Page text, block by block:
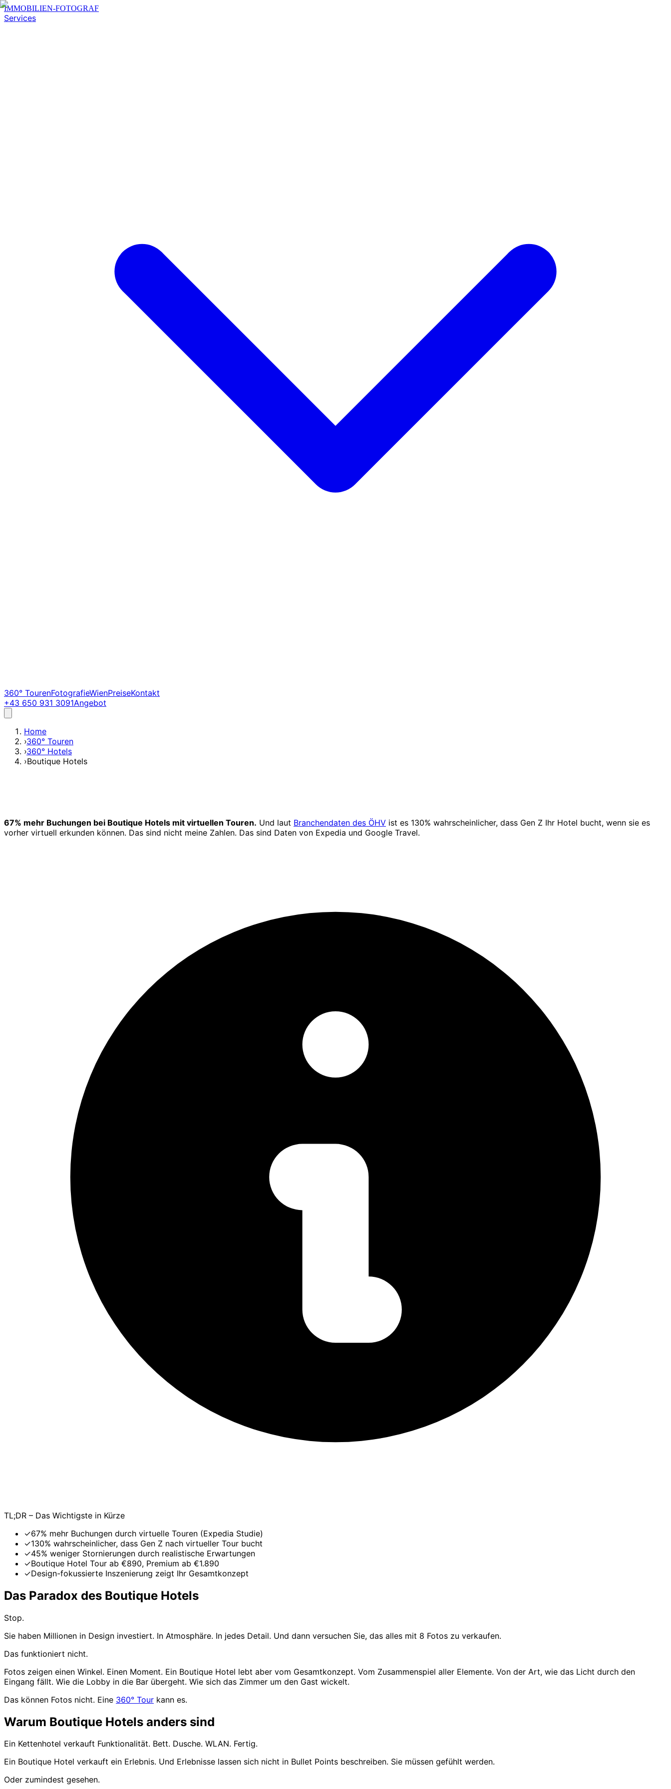
IMMOBILIEN-FOTOGRAF
Services
360° TourenFotografieWienPreiseKontakt
+43 650 931 3091Angebot
Home
›360° Touren
›360° Hotels
›Boutique Hotels
67% mehr Buchungen bei Boutique Hotels mit virtuellen Touren. Und laut Branchendaten des ÖHV ist es 130% wahrscheinlicher, dass Gen Z Ihr Hotel bucht, wenn sie es
vorher virtuell erkunden können. Das sind nicht meine Zahlen. Das sind Daten von Expedia und Google Travel.
TL;DR – Das Wichtigste in Kürze
✓67% mehr Buchungen durch virtuelle Touren (Expedia Studie)
✓130% wahrscheinlicher, dass Gen Z nach virtueller Tour bucht
✓45% weniger Stornierungen durch realistische Erwartungen
✓Boutique Hotel Tour ab €890, Premium ab €1.890
✓Design-fokussierte Inszenierung zeigt Ihr Gesamtkonzept
Das Paradox des Boutique Hotels
Stop.
Sie haben Millionen in Design investiert. In Atmosphäre. In jedes Detail. Und dann versuchen Sie, das alles mit 8 Fotos zu verkaufen.
Das funktioniert nicht.
Fotos zeigen einen Winkel. Einen Moment. Ein Boutique Hotel lebt aber vom Gesamtkonzept. Vom Zusammenspiel aller Elemente. Von der Art, wie das Licht durch den
Eingang fällt. Wie die Lobby in die Bar übergeht. Wie sich das Zimmer um den Gast wickelt.
Das können Fotos nicht. Eine 360° Tour kann es.
Warum Boutique Hotels anders sind
Ein Kettenhotel verkauft Funktionalität. Bett. Dusche. WLAN. Fertig.
Ein Boutique Hotel verkauft ein Erlebnis. Und Erlebnisse lassen sich nicht in Bullet Points beschreiben. Sie müssen gefühlt werden.
Oder zumindest gesehen.